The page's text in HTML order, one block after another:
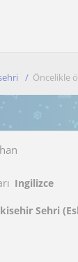
Öncelikle
Ingilizce
Sehri